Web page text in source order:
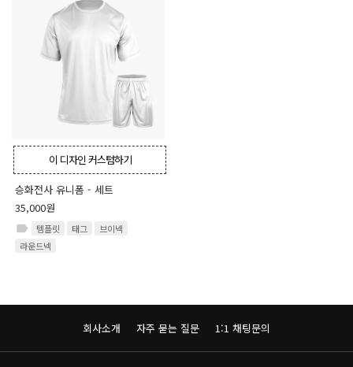
이 디자인 커스텀하기
승화전사 유니폼 - 세트
35,000원
label 템플릿 태그
브이넥
라운드넥
회사소개 자주 묻는 질문 1:1 채팅문의